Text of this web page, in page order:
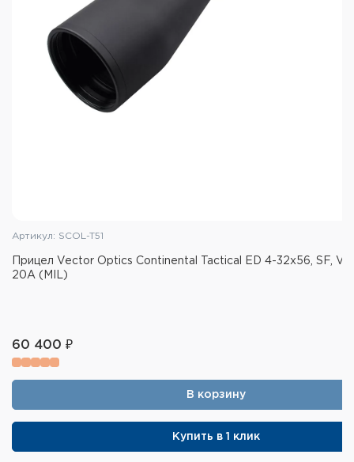
Артикул: SCOL-T51
Прицел Vector Optics Continental Tactical ED 4-32x56, SF,
20A (MIL)
60 400 ₽
В корзину
Купить в 1 клик